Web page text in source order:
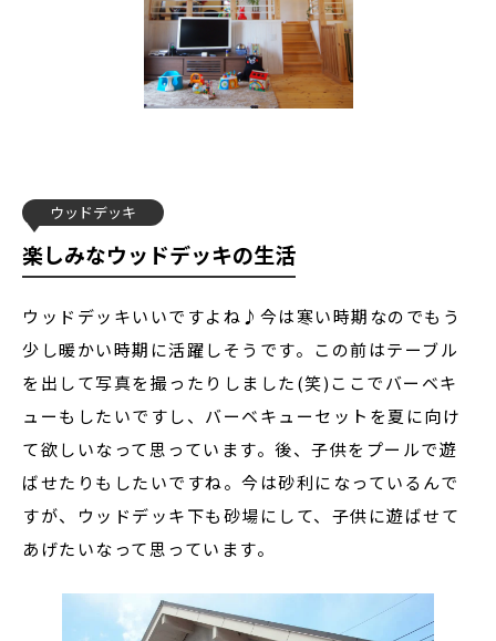
ウッドデッキ
楽しみなウッドデッキの生活
ウッドデッキいいですよね♪今は寒い時期なのでもう
少し暖かい時期に活躍しそうです。この前はテーブル
を出して写真を撮ったりしました(笑)ここでバーベキ
ューもしたいですし、バーベキューセットを夏に向け
て欲しいなって思っています。後、子供をプールで遊
ばせたりもしたいですね。今は砂利になっているんで
すが、ウッドデッキ下も砂場にして、子供に遊ばせて
あげたいなって思っています。